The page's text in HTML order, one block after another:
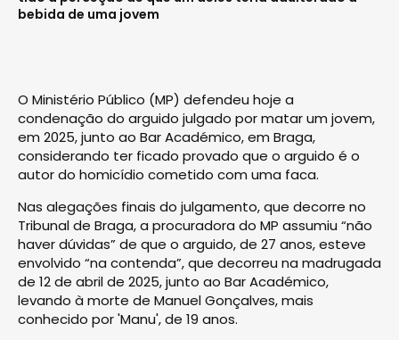
bebida de uma jovem
O Ministério Público (MP) defendeu hoje a
condenação do arguido julgado por matar um jovem,
em 2025, junto ao Bar Académico, em Braga,
considerando ter ficado provado que o arguido é o
autor do homicídio cometido com uma faca.
Nas alegações finais do julgamento, que decorre no
Tribunal de Braga, a procuradora do MP assumiu “não
haver dúvidas” de que o arguido, de 27 anos, esteve
envolvido “na contenda”, que decorreu na madrugada
de 12 de abril de 2025, junto ao Bar Académico,
levando à morte de Manuel Gonçalves, mais
conhecido por 'Manu', de 19 anos.